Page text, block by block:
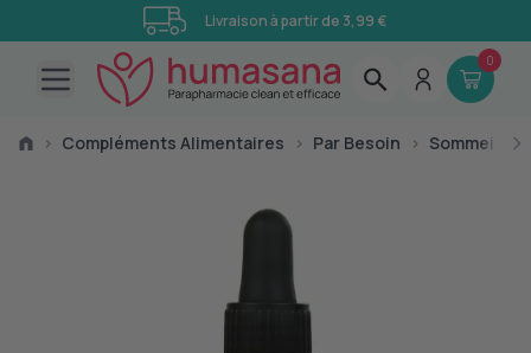
Livraison à partir de 3,99 €
Open main menu
0
› Compléments Alimentaires › Par Besoin › Sommeil ›